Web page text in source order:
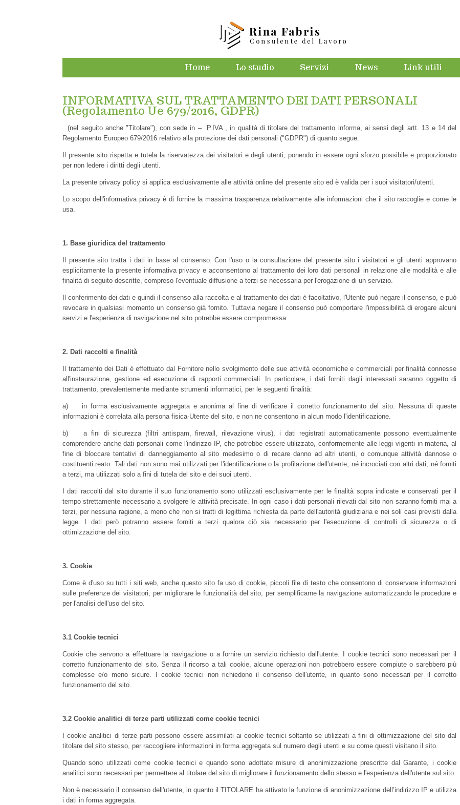
Home Lo studio Servizi News Link utili
INFORMATIVA SUL TRATTAMENTO DEI DATI PERSONALI
(Regolamento Ue 679/2016, GDPR)
(nel seguito anche "Titolare"), con sede in – P.IVA , in qualità di titolare del trattamento informa, ai sensi degli artt. 13 e 14 del
Regolamento Europeo 679/2016 relativo alla protezione dei dati personali ("GDPR") di quanto segue.
Il presente sito rispetta e tutela la riservatezza dei visitatori e degli utenti, ponendo in essere ogni sforzo possibile e proporzionato
per non ledere i diritti degli utenti.
La presente privacy policy si applica esclusivamente alle attività online del presente sito ed è valida per i suoi visitatori/utenti.
Lo scopo dell'informativa privacy è di fornire la massima trasparenza relativamente alle informazioni che il sito raccoglie e come le
usa.
1. Base giuridica del trattamento
Il presente sito tratta i dati in base al consenso. Con l'uso o la consultazione del presente sito i visitatori e gli utenti approvano
esplicitamente la presente informativa privacy e acconsentono al trattamento dei loro dati personali in relazione alle modalità e alle
finalità di seguito descritte, compreso l'eventuale diffusione a terzi se necessaria per l'erogazione di un servizio.
Il conferimento dei dati e quindi il consenso alla raccolta e al trattamento dei dati è facoltativo, l'Utente può negare il consenso, e può
revocare in qualsiasi momento un consenso già fornito. Tuttavia negare il consenso può comportare l'impossibilità di erogare alcuni
servizi e l'esperienza di navigazione nel sito potrebbe essere compromessa.
2. Dati raccolti e finalità
Il trattamento dei Dati è effettuato dal Fornitore nello svolgimento delle sue attività economiche e commerciali per finalità connesse
all'instaurazione, gestione ed esecuzione di rapporti commerciali. In particolare, i dati forniti dagli interessati saranno oggetto di
trattamento, prevalentemente mediante strumenti informatici, per le seguenti finalità:
a) in forma esclusivamente aggregata e anonima al fine di verificare il corretto funzionamento del sito. Nessuna di queste
informazioni è correlata alla persona fisica-Utente del sito, e non ne consentono in alcun modo l'identificazione.
b) a fini di sicurezza (filtri antispam, firewall, rilevazione virus), i dati registrati automaticamente possono eventualmente
comprendere anche dati personali come l'indirizzo IP, che potrebbe essere utilizzato, conformemente alle leggi vigenti in materia, al
fine di bloccare tentativi di danneggiamento al sito medesimo o di recare danno ad altri utenti, o comunque attività dannose o
costituenti reato. Tali dati non sono mai utilizzati per l'identificazione o la profilazione dell'utente, né incrociati con altri dati, né forniti
a terzi, ma utilizzati solo a fini di tutela del sito e dei suoi utenti.
I dati raccolti dal sito durante il suo funzionamento sono utilizzati esclusivamente per le finalità sopra indicate e conservati per il
tempo strettamente necessario a svolgere le attività precisate. In ogni caso i dati personali rilevati dal sito non saranno forniti mai a
terzi, per nessuna ragione, a meno che non si tratti di legittima richiesta da parte dell'autorità giudiziaria e nei soli casi previsti dalla
legge. I dati però potranno essere forniti a terzi qualora ciò sia necessario per l'esecuzione di controlli di sicurezza o di
ottimizzazione del sito.
3. Cookie
Come è d'uso su tutti i siti web, anche questo sito fa uso di cookie, piccoli file di testo che consentono di conservare informazioni
sulle preferenze dei visitatori, per migliorare le funzionalità del sito, per semplificarne la navigazione automatizzando le procedure e
per l'analisi dell'uso del sito.
3.1 Cookie tecnici
Cookie che servono a effettuare la navigazione o a fornire un servizio richiesto dall'utente. I cookie tecnici sono necessari per il
corretto funzionamento del sito. Senza il ricorso a tali cookie, alcune operazioni non potrebbero essere compiute o sarebbero più
complesse e/o meno sicure. I cookie tecnici non richiedono il consenso dell'utente, in quanto sono necessari per il corretto
funzionamento del sito.
3.2 Cookie analitici di terze parti utilizzati come cookie tecnici
I cookie analitici di terze parti possono essere assimilati ai cookie tecnici soltanto se utilizzati a fini di ottimizzazione del sito dal
titolare del sito stesso, per raccogliere informazioni in forma aggregata sul numero degli utenti e su come questi visitano il sito.
Quando sono utilizzati come cookie tecnici e quando sono adottate misure di anonimizzazione prescritte dal Garante, i cookie
analitici sono necessari per permettere al titolare del sito di migliorare il funzionamento dello stesso e l'esperienza dell'utente sul sito.
Non è necessario il consenso dell'utente, in quanto il TITOLARE ha attivato la funzione di anonimizzazione dell’indirizzo IP e utilizza
i dati in forma aggregata.